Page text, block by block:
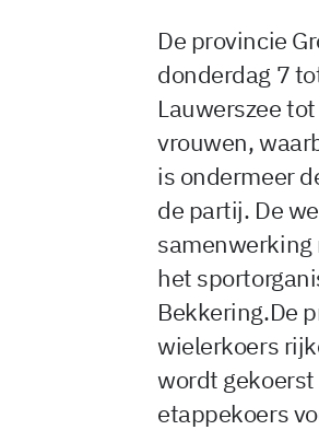
De provincie
donderdag 7
Lauwerszee
vrouwen,
is ondermeer
de partij. De
samenwerking
het
Bekkering.De
wielerkoers
wordt gekoerst
etappekoers